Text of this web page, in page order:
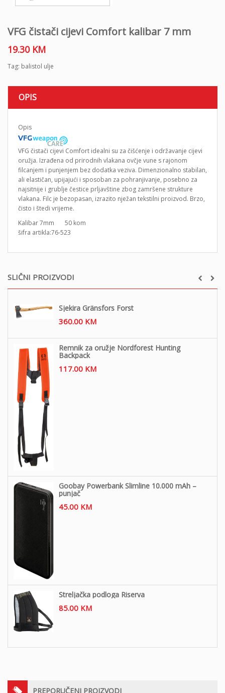
SLIČNI PROIZVODI
Sjekira Gränsfors Forst
360.00 KM
Remnik za oružje Nordforest Hunting
Backpack
117.00 KM
Goobay Powerbank Slimline 10.000 mAh –
punjač
45.00 KM
Streljačka podloga Riserva
85.00 KM
PREPORUČENI PROIZVODI
VFG čistači cijevi Comfort kalibar 7 mm
19.30 KM
Tag: balistol ulje
OPIS
Opis
VFG čistači cijevi Comfort idealni su za čišćenje i održavanje cijevi
oružja. Izrađena od prirodnih vlakana ovčje vune s rajonom
filcanjem i punjenjem bez dodatka veziva. Dimenzionalno stabilan,
ali elastičan, upijajući i sposoban za pohranjivanje, posebno za
najsitnije i grublje čestice prljavštine zbog zamršene strukture
vlakana. Filc je bezopasan, izrazito nježan tekstilni proizvod. Brzo,
čisto i štedi vrijeme.
Kalibar 7mm 50 kom
šifra artikla:76-523